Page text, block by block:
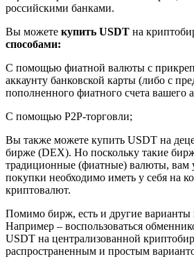
российскими банками.
Вы можете купить USDT на
способами:
С помощью фиатной валюты с
аккаунту банковской карты (либо с
пополненного фиатного счета вашего
С помощью P2P-торговли;
Вы также можете купить USDT на
бирже (DEX). Но поскольку такие
традиционные (фиатные) валюты, вам
покупки необходимо иметь у себя на
криптовалют.
Помимо бирж, есть и другие варианты
Например – воспользоваться
USDT на централизованной
распространенным и простым